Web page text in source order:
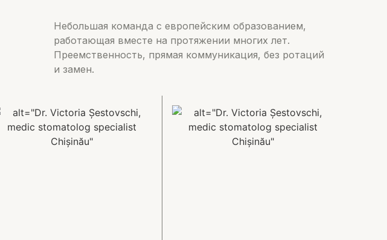
Небольшая команда с европейским образованием,
работающая вместе на протяжении многих лет.
Преемственность, прямая коммуникация, без ротаций
и замен.